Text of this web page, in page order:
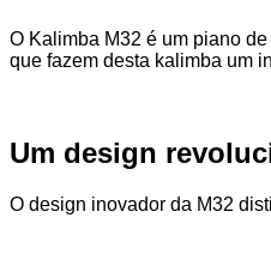
O Kalimba M32 é um piano
que fazem desta kalimba um
Um design
O design inovador da M32